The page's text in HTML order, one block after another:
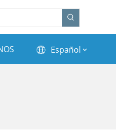
Español